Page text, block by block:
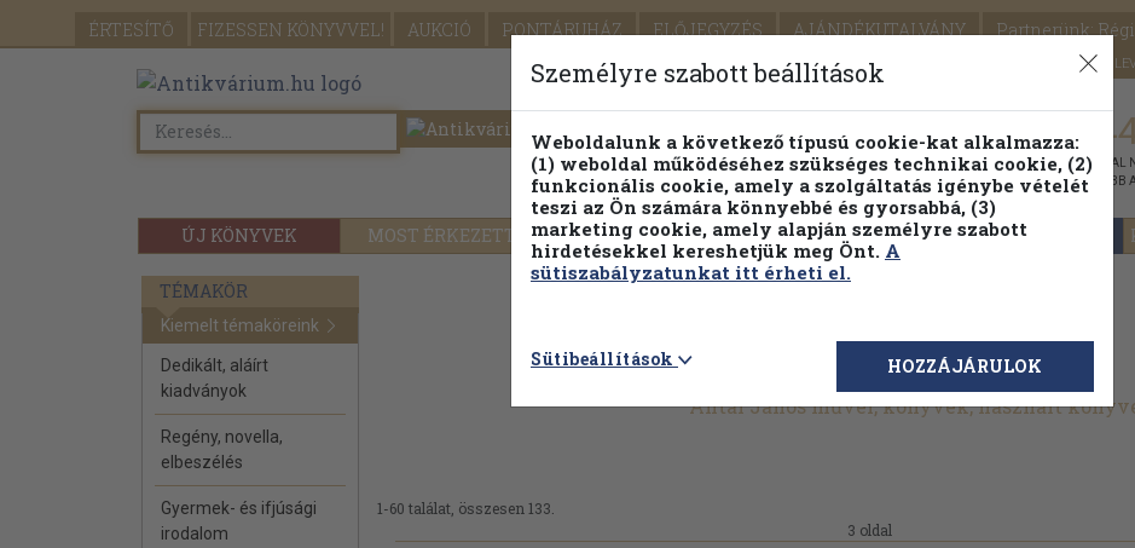
ÉRTESÍTŐ FIZESSEN KÖNYVVEL! AUKCIÓ PONTÁRUHÁZ ELŐJEGYZÉS AJÁNDÉKUTALVÁNY Partnerünk:
SEGÍTSÉG
ÚJ KÖNYVEK MOST ÉRKEZETT PILLANATNYI ÁRAINK FENNTARTHATÓ OLVASMÁNYOK
Részletes kereső Témaköri fa
KIADVÁNNYAL
LEGNAGYOBB
TÉMAKÖR
Kiemelt témaköreink
Dedikált, aláírt
kiadványok
Regény, novella,
elbeszélés
Gyermek- és ifjúsági
irodalom
Antal János művei, könyvek, használt
1-60 találat, összesen 133.
3 oldal
Személyre szabott beállítások
Weboldalunk a következő típusú cookie-kat alkalmazza:
(1) weboldal működéséhez szükséges technikai cookie, (2)
funkcionális cookie, amely a szolgáltatás igénybe vételét
teszi az Ön számára könnyebbé és gyorsabbá, (3)
marketing cookie, amely alapján személyre szabott
hirdetésekkel kereshetjük meg Önt. A
sütiszabályzatunkat itt érheti el.
Sütibeállítások HOZZÁJÁRULOK